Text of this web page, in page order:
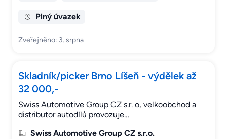
Plný úvazek
Zveřejněno: 3. srpna
Skladník/picker Brno Líšeň - výdělek až
32 000,-
Swiss Automotive Group CZ s.r. o, velkoobchod a
distributor autodílů provozuje…
Swiss Automotive Group CZ s.r.o.